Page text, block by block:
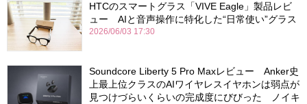
HTCのスマートグラス「VIVE Eagle」製品レビ
ュー AIと音声操作に特化した“日常使い”グラス
2026/06/03 17:30
Soundcore Liberty 5 Pro Maxレビュー Anker史
上最上位クラスのAIワイヤレスイヤホンは弱点が
見つけづらいくらいの完成度にびびった ノイキ